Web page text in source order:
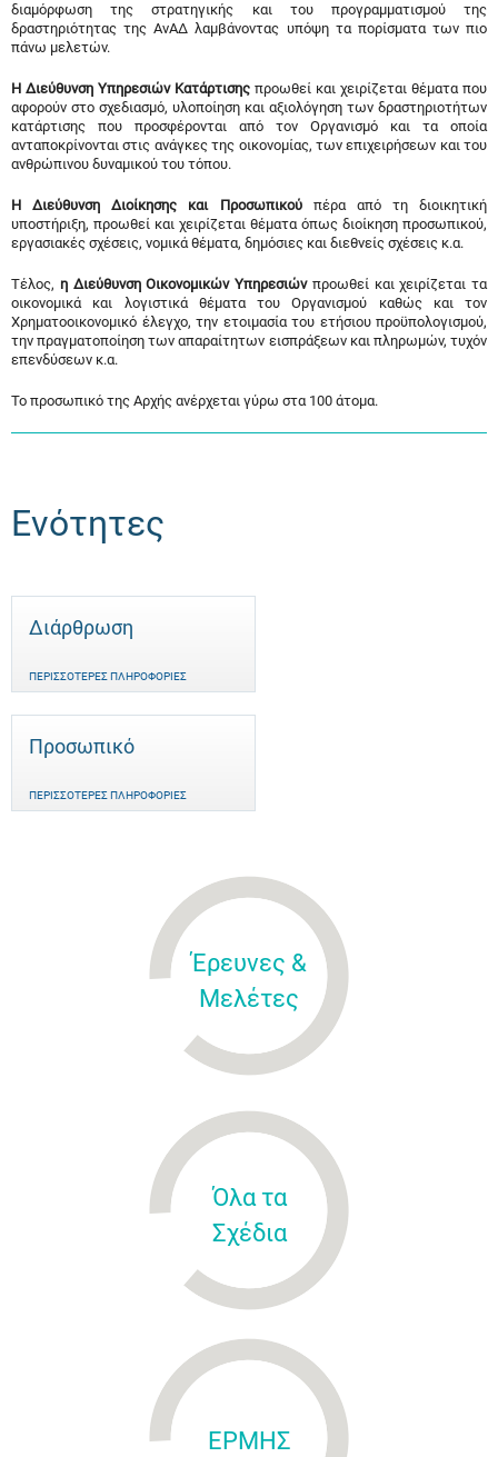
διαμόρφωση της στρατηγικής και του προγραμματισμού της
δραστηριότητας της ΑνΑΔ λαμβάνοντας υπόψη τα πορίσματα των πιο
πάνω μελετών.
Η Διεύθυνση Υπηρεσιών Κατάρτισης προωθεί και χειρίζεται θέματα που
αφορούν στο σχεδιασμό, υλοποίηση και αξιολόγηση των δραστηριοτήτων
κατάρτισης που προσφέρονται από τον Οργανισμό και τα οποία
ανταποκρίνονται στις ανάγκες της οικονομίας, των επιχειρήσεων και του
ανθρώπινου δυναμικού του τόπου.
Η Διεύθυνση Διοίκησης και Προσωπικούπέρα από τη διοικητική
υποστήριξη, προωθεί και χειρίζεται θέματα όπως διοίκηση προσωπικού,
εργασιακές σχέσεις, νομικά θέματα, δημόσιες και διεθνείς σχέσεις κ.α.
Τέλος, η Διεύθυνση Οικονομικών Υπηρεσιώνπροωθεί και χειρίζεται τα
οικονομικά και λογιστικά θέματα του Οργανισμού καθώς και τον
Χρηματοοικονομικό έλεγχο, την ετοιμασία του ετήσιου προϋπολογισμού,
την πραγματοποίηση των απαραίτητων εισπράξεων και πληρωμών, τυχόν
επενδύσεων κ.α.
Το προσωπικό της Αρχής ανέρχεται γύρω στα 100 άτομα.
Ενότητες
Διάρθρωση
ΠΕΡΙΣΣΌΤΕΡΕΣ ΠΛΗΡΟΦΟΡΊΕΣ
Προσωπικό
ΠΕΡΙΣΣΌΤΕΡΕΣ ΠΛΗΡΟΦΟΡΊΕΣ
Έρευνες &
Μελέτες
Όλα τα
Σχέδια
ΕΡΜΗΣ